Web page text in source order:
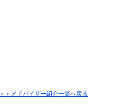
＜＜アドバイザー紹介一覧へ戻る